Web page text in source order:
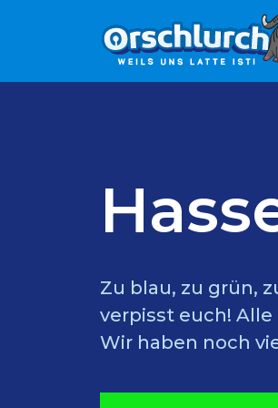
Zu blau, zu grün,
verpisst euch!
Wir haben noch